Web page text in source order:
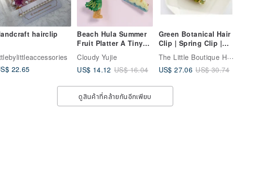
hairclip
22.65
Beach Hula Summer
Fruit Platter A Tiny
Island Duckbill Clip
Hair Clip
Cloudy Yujie
US$ 14.12 US$ 16.04
Green Botanical Hair
Clip | Spring Clip |
hair clip | New ArrivalThe Little Boutique Handmade Jewelry
US$ 27.06 US$ 30.74
ดูสินค้าที่คล้ายกันอีกเพียบ